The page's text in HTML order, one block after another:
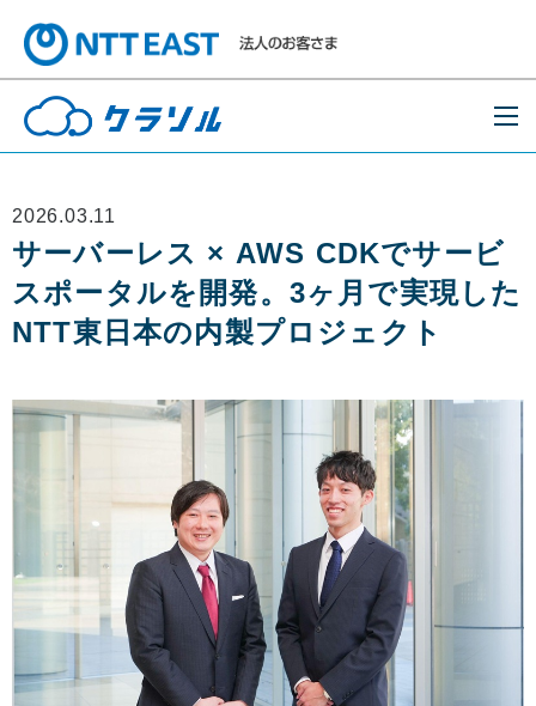
2026.03.11
サーバーレス × AWS CDKでサービ
スポータルを開発。3ヶ月で実現した
NTT東日本の内製プロジェクト